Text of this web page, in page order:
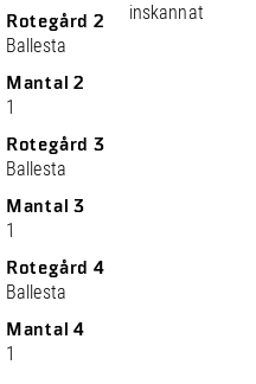
Rotegård 2
Ballesta
Mantal 2
1
Rotegård 3
Ballesta
Mantal 3
1
Rotegård 4
Ballesta
Mantal 4
1
inskannat